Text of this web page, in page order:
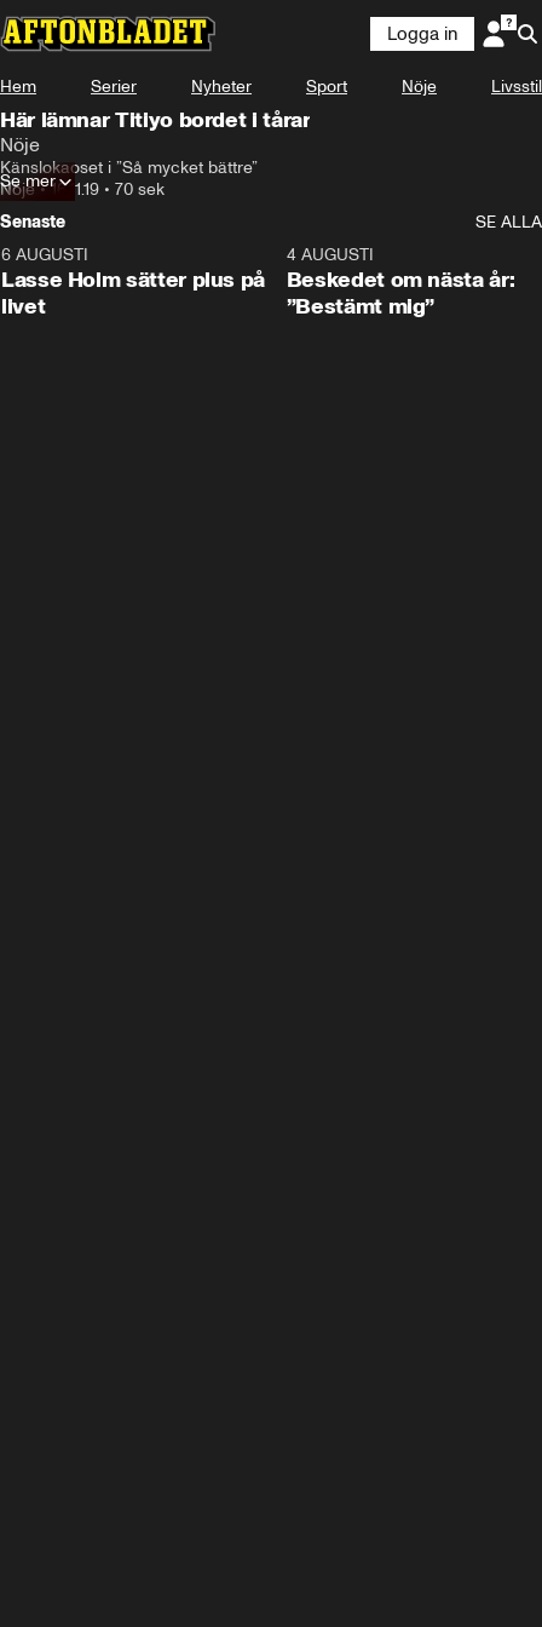
Logga in
Hem Serier Nyheter Sport Nöje Livsstil
Här lämnar Titiyo bordet i tårar
Nöje
Känslokaoset i ”Så mycket bättre”
Nöje•16.11.19 • 70 sek
Se mer
Senaste
SE ALLA
6 AUGUSTI
Lasse Holm sätter plus på
livet
4 AUGUSTI
Beskedet om nästa år:
”Bestämt mig”